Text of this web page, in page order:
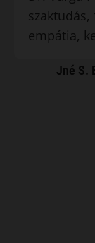
empátia,
Jné S.